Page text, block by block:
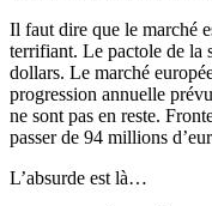
Il faut dire que le marché
terrifiant. Le pactole de la
dollars. Le marché
progression annuelle
ne sont pas en reste.
passer de 94 millions
L’absurde est là…